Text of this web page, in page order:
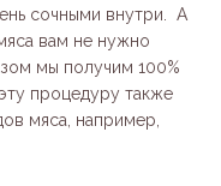
сочными внутри. А
вам не нужно
мы получим 100%
процедуру также
мяса, например,